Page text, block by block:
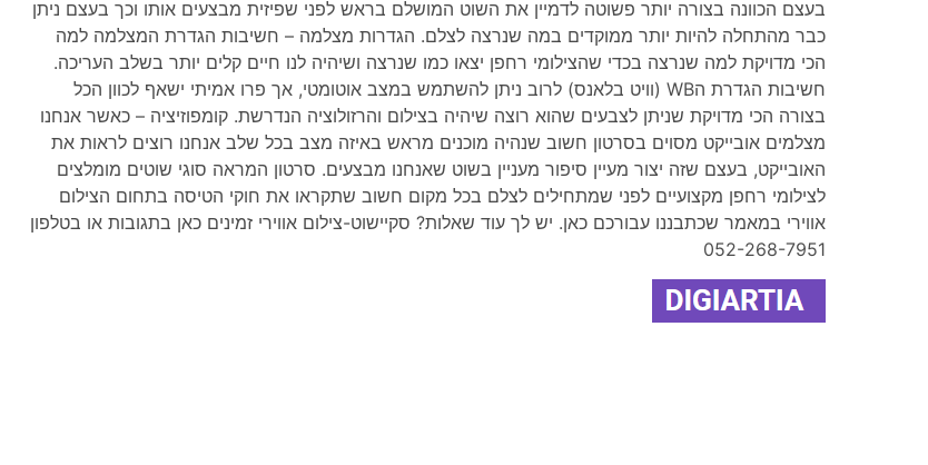
בעצם הכוונה בצורה יותר פשוטה לדמיין את השוט המושלם בראש לפני שפיזית מבצעים אותו וכך בעצם ניתן
כבר מהתחלה להיות יותר ממוקדים במה שנרצה לצלם. הגדרות מצלמה – חשיבות הגדרת המצלמה למה
הכי מדויקת למה שנרצה בכדי שהצילומי רחפן יצאו כמו שנרצה ושיהיה לנו חיים קלים יותר בשלב העריכה.
חשיבות הגדרת הWB (וויט בלאנס) לרוב ניתן להשתמש במצב אוטומטי, אך פרו אמיתי ישאף לכוון הכל
בצורה הכי מדויקת שניתן לצבעים שהוא רוצה שיהיה בצילום והרזולוציה הנדרשת. קומפוזיציה – כאשר אנחנו
מצלמים אובייקט מסוים בסרטון חשוב שנהיה מוכנים מראש באיזה מצב בכל שלב אנחנו רוצים לראות את
האובייקט, בעצם שזה יצור מעיין סיפור מעניין בשוט שאנחנו מבצעים. סרטון המראה סוגי שוטים מומלצים
לצילומי רחפן מקצועיים לפני שמתחילים לצלם בכל מקום חשוב שתקראו את חוקי הטיסה בתחום הצילום
אווירי במאמר שכתבננו עבורכם כאן. יש לך עוד שאלות? סקיישוט-צילום אווירי זמינים כאן בתגובות או בטלפון
052-268-7951